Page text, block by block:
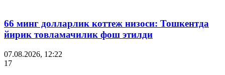
66 минг долларлик коттеж низоси: Тошкентда
йирик товламачилик фош этилди
07.08.2026, 12:22
17